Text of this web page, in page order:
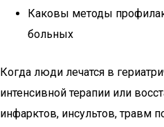
Каковы методы
больных
Когда люди лечатся в
интенсивной терапии или
инфарктов, инсультов, травм